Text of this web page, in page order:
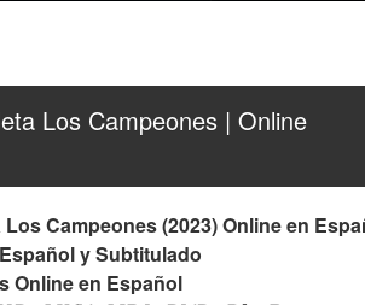
Los Campeones | Online
Campeones (2023) Online en
y Subtitulado
Online en Español